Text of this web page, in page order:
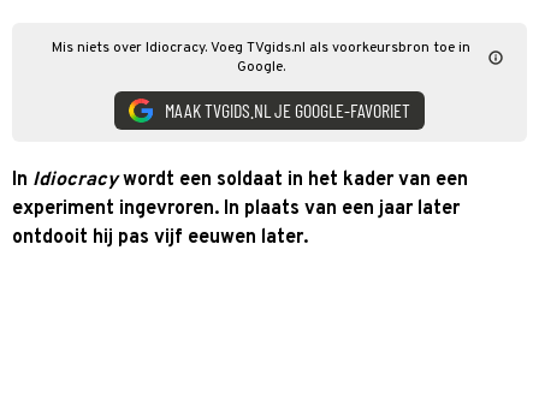
Mis niets over Idiocracy. Voeg TVgids.nl als voorkeursbron toe in
Google.
MAAK TVGIDS.NL JE GOOGLE-FAVORIET
In Idiocracywordt een soldaat in het kader van een
experiment ingevroren. In plaats van een jaar later
ontdooit hij pas vijf eeuwen later.